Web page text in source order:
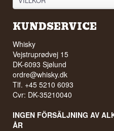
KUNDSERVICE
Whisky
Vejstruprødvej 15
DK-6093 Sjølund
ordre@whisky.dk
Tlf. +45 5210 6093
Cvr: DK-35210040
INGEN FÖRSÄLJNING AV
ÅR